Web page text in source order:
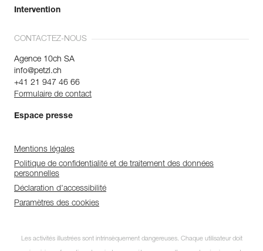
Intervention
CONTACTEZ-NOUS
Agence 10ch SA
info@petzl.ch
+41 21 947 46 66
Formulaire de contact
Espace presse
Mentions légales
Politique de confidentialité et de traitement des données
personnelles
Déclaration d'accessibilité
Paramètres des cookies
Les activités illustrées sont intrinsèquement dangereuses. Chaque utilisateur doit